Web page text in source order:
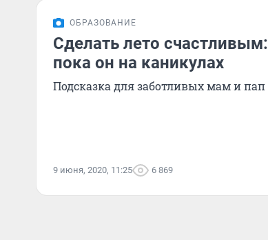
ОБРАЗОВАНИЕ
Сделать лето
пока он на каникулах
Подсказка для заботливых мам и пап
9 июня, 2020, 11:25 6 869